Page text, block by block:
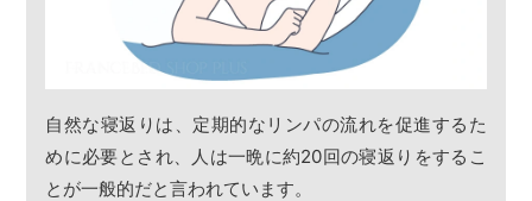
自然な寝返りは、定期的なリンパの流れを促進するた
めに必要とされ、人は一晩に約20回の寝返りをするこ
とが一般的だと言われています。